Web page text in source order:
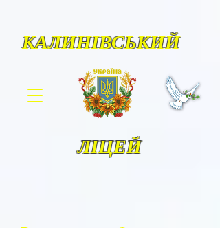
ЛІЦЕЙ
КАЛИНІВСЬКИЙ